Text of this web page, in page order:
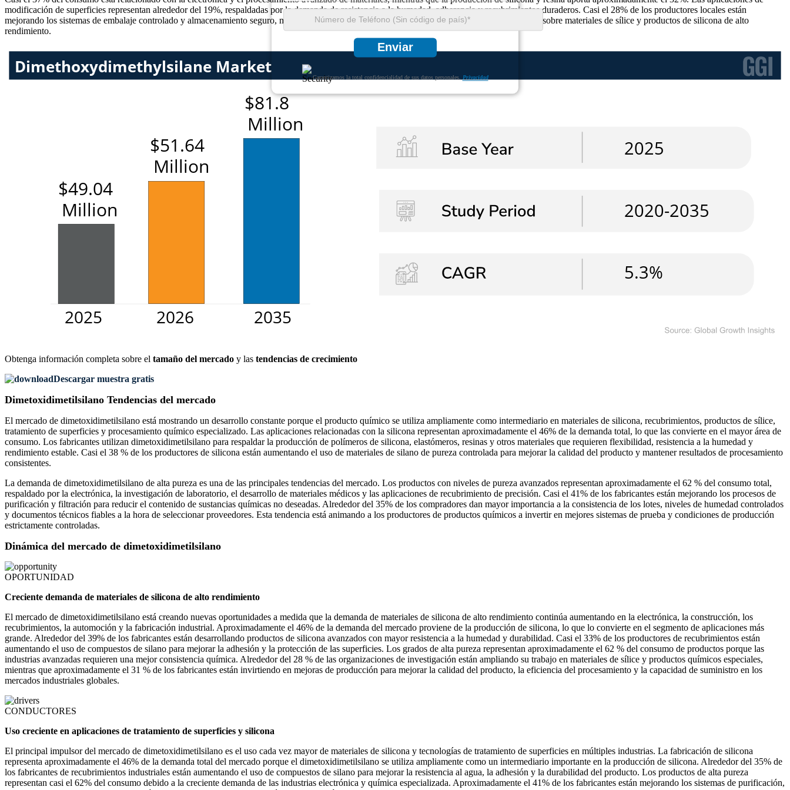
Enviar
Garantizamos la total confidencialidad de sus datos personales. Privacidad
modificación de superficies representan alrededor del 19%, respaldadas por la demanda de resistencia a la humedad, adherencia y recubrimientos duraderos. Casi el 28% de los productores locales están
mejorando los sistemas de embalaje controlado y almacenamiento seguro, mientras que aproximadamente el 24% está ampliando la investigación sobre materiales de sílice y productos de silicona de alto
rendimiento.
Obtenga información completa sobre el tamaño del mercado y las tendencias de crecimiento
Descargar muestra gratis
Dimetoxidimetilsilano Tendencias del mercado
El mercado de dimetoxidimetilsilano está mostrando un desarrollo constante porque el producto químico se utiliza ampliamente como intermediario en materiales de silicona, recubrimientos, productos de sílice,
tratamiento de superficies y procesamiento químico especializado. Las aplicaciones relacionadas con la silicona representan aproximadamente el 46% de la demanda total, lo que las convierte en el mayor área de
consumo. Los fabricantes utilizan dimetoxidimetilsilano para respaldar la producción de polímeros de silicona, elastómeros, resinas y otros materiales que requieren flexibilidad, resistencia a la humedad y
rendimiento estable. Casi el 38 % de los productores de silicona están aumentando el uso de materiales de silano de pureza controlada para mejorar la calidad del producto y mantener resultados de procesamiento
consistentes.
La demanda de dimetoxidimetilsilano de alta pureza es una de las principales tendencias del mercado. Los productos con niveles de pureza avanzados representan aproximadamente el 62 % del consumo total,
respaldado por la electrónica, la investigación de laboratorio, el desarrollo de materiales médicos y las aplicaciones de recubrimiento de precisión. Casi el 41% de los fabricantes están mejorando los procesos de
purificación y filtración para reducir el contenido de sustancias químicas no deseadas. Alrededor del 35% de los compradores dan mayor importancia a la consistencia de los lotes, niveles de humedad controlados
y documentos técnicos fiables a la hora de seleccionar proveedores. Esta tendencia está animando a los productores de productos químicos a invertir en mejores sistemas de prueba y condiciones de producción
estrictamente controladas.
Dinámica del mercado de dimetoxidimetilsilano
OPORTUNIDAD
Creciente demanda de materiales de silicona de alto rendimiento
El mercado de dimetoxidimetilsilano está creando nuevas oportunidades a medida que la demanda de materiales de silicona de alto rendimiento continúa aumentando en la electrónica, la construcción, los
recubrimientos, la automoción y la fabricación industrial. Aproximadamente el 46% de la demanda del mercado proviene de la producción de silicona, lo que lo convierte en el segmento de aplicaciones más
grande. Alrededor del 39% de los fabricantes están desarrollando productos de silicona avanzados con mayor resistencia a la humedad y durabilidad. Casi el 33% de los productores de recubrimientos están
aumentando el uso de compuestos de silano para mejorar la adhesión y la protección de las superficies. Los grados de alta pureza representan aproximadamente el 62 % del consumo de productos porque las
industrias avanzadas requieren una mejor consistencia química. Alrededor del 28 % de las organizaciones de investigación están ampliando su trabajo en materiales de sílice y productos químicos especiales,
mientras que aproximadamente el 31 % de los fabricantes están invirtiendo en mejoras de producción para mejorar la calidad del producto, la eficiencia del procesamiento y la capacidad de suministro en los
mercados industriales globales.
CONDUCTORES
Uso creciente en aplicaciones de tratamiento de superficies y silicona
El principal impulsor del mercado de dimetoxidimetilsilano es el uso cada vez mayor de materiales de silicona y tecnologías de tratamiento de superficies en múltiples industrias. La fabricación de silicona
representa aproximadamente el 46% de la demanda total del mercado porque el dimetoxidimetilsilano se utiliza ampliamente como un intermediario importante en la producción de silicona. Alrededor del 35% de
los fabricantes de recubrimientos industriales están aumentando el uso de compuestos de silano para mejorar la resistencia al agua, la adhesión y la durabilidad del producto. Los productos de alta pureza
representan casi el 62% del consumo debido a la creciente demanda de las industrias electrónica y química especializada. Aproximadamente el 41% de los fabricantes están mejorando los sistemas de purificación,